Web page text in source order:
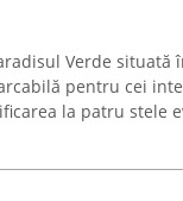
Verde
pentru cei
la patru stele